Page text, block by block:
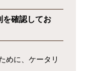
を確認してお
めに、ケータリ